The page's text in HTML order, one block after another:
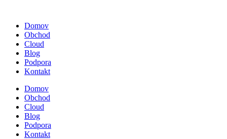
Domov
Obchod
Cloud
Blog
Podpora
Kontakt
Domov
Obchod
Cloud
Blog
Podpora
Kontakt